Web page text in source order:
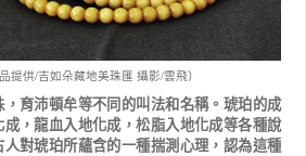
提供/吉如朵藏地美珠匯 攝影/雲飛）
育沛頓牟等不同的叫法和名稱。琥珀的成
成，龍血入地化成，松脂入地化成等各種說
對琥珀所蘊含的一種揣測心理，認為這種